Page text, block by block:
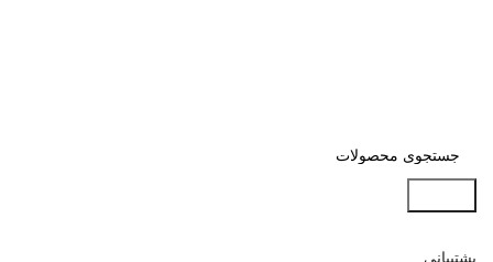
پشتیبانی